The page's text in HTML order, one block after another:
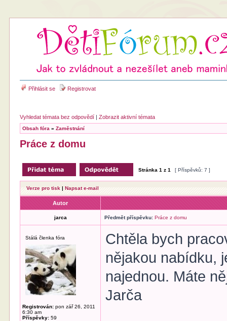
Přihlásit se Registrovat
Vyhledat témata bez odpovědí |Zobrazit aktivní témata
Obsah fóra »Zaměstnání
Práce z domu
Stránka1 z1 [ Příspěvků: 7 ]
Verze pro tisk |Napsat e-mail
Autor
jarca Předmět příspěvku: Práce z domu
Stálá členka fóra
Registrován: pon zář 26, 2011
6:30 am
Příspěvky: 59
Chtěla bych
nějakou nabídku,
najednou. Máte
Jarča